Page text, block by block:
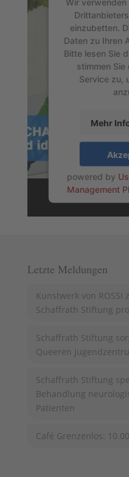
einzubetten.
Daten zu Ihren
Bitte lesen Sie
stimmen
Service zu,
Mehr
powered by
Management
Letzte Meldungen
Kunstwerk von ROSSI
Schaffrath Stiftung
Schaffrath Stiftung
Queeren
Schaffrath Stiftung
Behandlung
Patienten
Café Grenzenlos: